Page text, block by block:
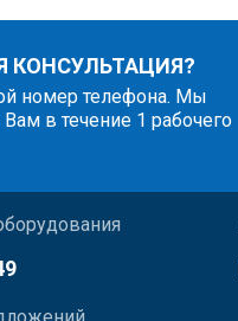
КОНСУЛЬТАЦИЯ?
номер телефона. Мы
в течение 1 рабочего